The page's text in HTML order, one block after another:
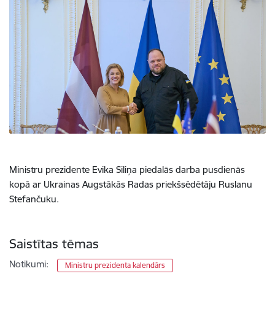
Ministru prezidente Evika Siliņa piedalās darba pusdienās
kopā ar Ukrainas Augstākās Radas priekšsēdētāju Ruslanu
Stefančuku.
Saistītas tēmas
Notikumi: Ministru prezidenta kalendārs